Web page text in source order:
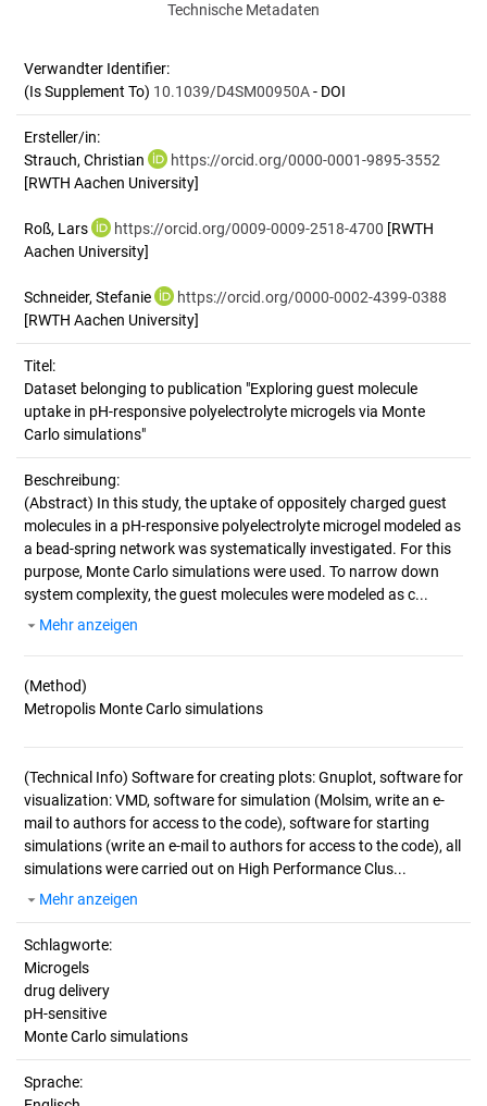
Technische Metadaten
Verwandter Identifier:
(Is Supplement To) 10.1039/D4SM00950A- DOI
Ersteller/in:
Strauch, Christian
https://orcid.org/0000-0001-9895-3552
[RWTH Aachen University]
Roß, Lars https://orcid.org/0009-0009-2518-4700 [RWTH
Aachen University]
Schneider, Stefanie
https://orcid.org/0000-0002-4399-0388
[RWTH Aachen University]
Titel:
Dataset belonging to publication "Exploring guest molecule
uptake in pH-responsive polyelectrolyte microgels via Monte
Carlo simulations"
Beschreibung:
(Abstract) In this study, the uptake of oppositely charged guest
molecules in a pH-responsive polyelectrolyte microgel modeled as
a bead-spring network was systematically investigated. For this
purpose, Monte Carlo simulations were used. To narrow down
system complexity, the guest molecules were modeled as c...
Mehr anzeigen
(Method)
(Technical Info) Software for creating plots: Gnuplot, software for
visualization: VMD, software for simulation (Molsim, write an e-
mail to authors for access to the code), software for starting
simulations (write an e-mail to authors for access to the code), all
simulations were carried out on High Performance Clus...
Mehr anzeigen
Schlagworte:
Microgels
drug delivery
pH-sensitive
Monte Carlo simulations
Sprache: